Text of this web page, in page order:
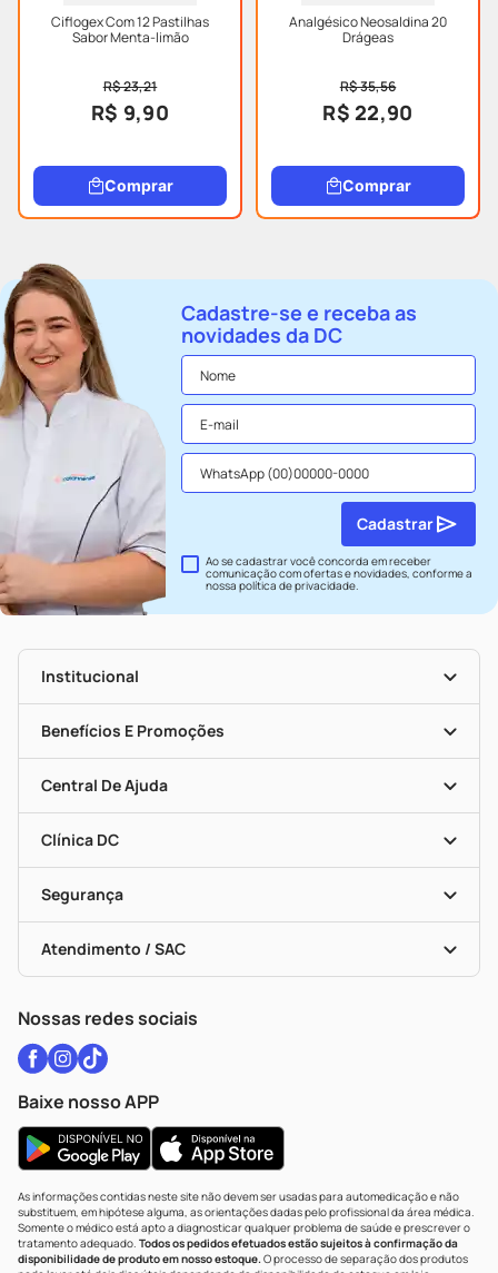
Ciflogex Com 12 Pastilhas
Sabor Menta-limão
R$ 23,21
R$ 9,90
Comprar
Analgésico Neosaldina 20
Drágeas
R$ 35,56
R$ 22,90
Comprar
Cadastre-se e receba as
novidades da DC
Ao se cadastrar você concorda em receber
comunicação com ofertas e novidades, conforme a
nossapolítica de privacidade.
Cadastrar
Institucional
Nossas Lojas
Seja Uma Loja Parceira
Mapa De Categorias
Benefícios E Promoções
Convênios
Programa Popular Do Brasil
Encarte De Ofertas
Dermaclub
Cupons E Ofertas
Black Friday
Central De Ajuda
Recompra Programada
Alomed
Formas De Pagamento
Troca E Devolução
Bulas De A A Z
Políticas De Marketplace
Clínica DC
Serviços Farmacêuticos
Testes Rápidos
Autoteste Covid-19
Vacinas
Segurança
Portal Da Privacidade
Atendimento / SAC
Nossas redes sociais
Baixe nosso APP
As informações contidas neste site não devem ser usadas para automedicação e não
substituem, em hipótese alguma, as orientações dadas pelo profissional da área médica.
Somente o médico está apto a diagnosticar qualquer problema de saúde e prescrever o
tratamento adequado. Todos os pedidos efetuados estão sujeitos à confirmação da
disponibilidade de produto em nosso estoque.O processo de separação dos produtos